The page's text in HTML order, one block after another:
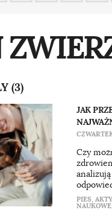
(3)
JAK
Czy
PIES,
NAUKOWE,